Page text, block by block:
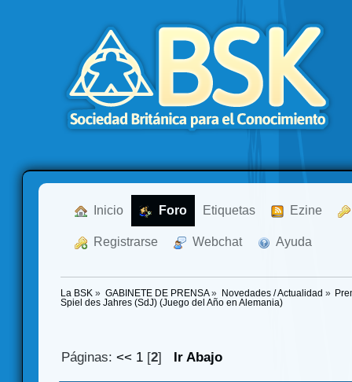
Inicio Foro Etiquetas Ezine
Registrarse Webchat Ayuda
La BSK » GABINETE DE PRENSA» Novedades / Actualidad »
Spiel des Jahres (SdJ) (Juego del Año en Alemania)
Páginas:<< 1 [2] Ir Abajo